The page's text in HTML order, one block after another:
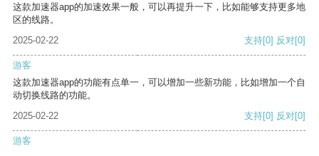
这款加速器app的加速效果一般，可以再提升一下，比如能够支持更多地
区的线路。
2025-02-22
支持[0] 反对[0]
游客
这款加速器app的功能有点单一，可以增加一些新功能，比如增加一个自
动切换线路的功能。
2025-02-22
支持[0] 反对[0]
游客